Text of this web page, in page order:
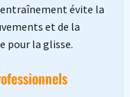
évite la
et de la
pour la glisse.